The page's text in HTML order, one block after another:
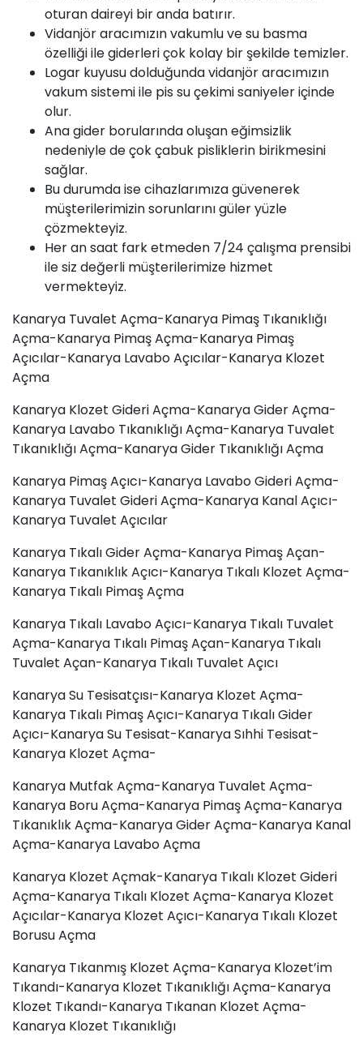
oturan daireyi bir anda batırır.
Vidanjör aracımızın vakumlu ve su basma
özelliği ile giderleri çok kolay bir şekilde temizler.
Logar kuyusu dolduğunda vidanjör aracımızın
vakum sistemi ile pis su çekimi saniyeler içinde
olur.
Ana gider borularında oluşan eğimsizlik
nedeniyle de çok çabuk pisliklerin birikmesini
sağlar.
Bu durumda ise cihazlarımıza güvenerek
müşterilerimizin sorunlarını güler yüzle
çözmekteyiz.
Her an saat fark etmeden 7/24 çalışma prensibi
ile siz değerli müşterilerimize hizmet
vermekteyiz.
Kanarya Tuvalet Açma-Kanarya Pimaş Tıkanıklığı
Açma-Kanarya Pimaş Açma-Kanarya Pimaş
Açıcılar-Kanarya Lavabo Açıcılar-Kanarya Klozet
Açma
Kanarya Klozet Gideri Açma-Kanarya Gider Açma-
Kanarya Lavabo TıkanıklığıAçma-Kanarya Tuvalet
Tıkanıklığı Açma-Kanarya Gider Tıkanıklığı Açma
Kanarya PimaşAçıcı-Kanarya Lavabo Gideri Açma-
Kanarya Tuvalet Gideri Açma-Kanarya Kanal Açıcı-
Kanarya Tuvalet Açıcılar
Kanarya Tıkalı Gider Açma-Kanarya Pimaş Açan-
Kanarya Tıkanıklık Açıcı-Kanarya Tıkalı Klozet Açma-
Kanarya Tıkalı Pimaş Açma
Kanarya Tıkalı Lavabo Açıcı-Kanarya Tıkalı Tuvalet
Açma-Kanarya Tıkalı Pimaş Açan-Kanarya Tıkalı
Tuvalet Açan-Kanarya Tıkalı Tuvalet Açıcı
Kanarya Su Tesisatçısı-Kanarya Klozet Açma-
Kanarya Tıkalı Pimaş Açıcı-Kanarya Tıkalı Gider
Açıcı-Kanarya Su Tesisat-Kanarya Sıhhi Tesisat-
Kanarya Klozet Açma-
Kanarya Mutfak Açma-Kanarya Tuvalet Açma-
Kanarya Boru Açma-Kanarya Pimaş Açma-Kanarya
Tıkanıklık Açma-Kanarya Gider Açma-Kanarya Kanal
Açma-Kanarya Lavabo Açma
Kanarya Klozet Açmak-Kanarya Tıkalı Klozet Gideri
Açma-Kanarya Tıkalı Klozet Açma-Kanarya Klozet
Açıcılar-Kanarya Klozet Açıcı-Kanarya Tıkalı Klozet
Borusu Açma
Kanarya Tıkanmış Klozet Açma-Kanarya Klozet’im
Tıkandı-Kanarya Klozet Tıkanıklığı Açma-Kanarya
Klozet Tıkandı-Kanarya Tıkanan Klozet Açma-
Kanarya Klozet Tıkanıklığı